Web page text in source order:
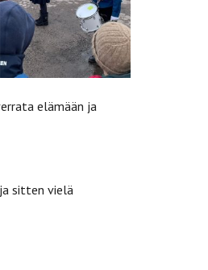
elämään ja
sitten vielä